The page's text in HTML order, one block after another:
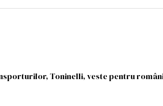
Toninelli, veste pentru